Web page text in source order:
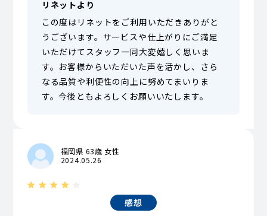
リネットより
この度はリネットをご利用いただきありがと
うございます。サービスや仕上がりにご満足
いただけてスタッフ一同大変嬉しく思いま
す。お客様からいただいた声を活かし、さら
なる品質や利便性の向上に努めてまいりま
す。今後ともよろしくお願いいたします。
福岡県 63歳 女性
2024.05.26
感想